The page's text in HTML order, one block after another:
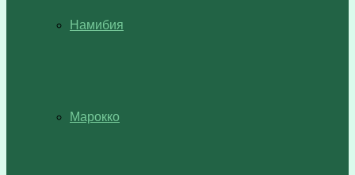
Намибия
Марокко